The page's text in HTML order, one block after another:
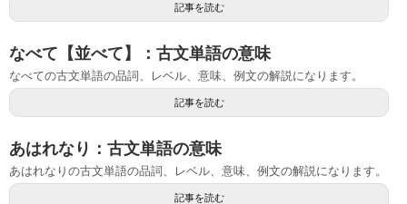
記事を読む
なべて【並べて】：古文単語の意味
なべての古文単語の品詞、レベル、意味、例文の解説になります。
記事を読む
あはれなり：古文単語の意味
あはれなりの古文単語の品詞、レベル、意味、例文の解説になります。
記事を読む